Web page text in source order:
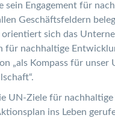
sein Engagement für
Geschäftsfeldern
orientiert sich das
für nachhaltige
„als Kompass für unser
UN-Ziele für
ins Leben